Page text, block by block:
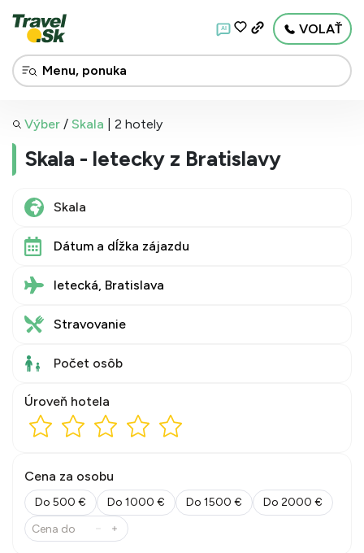
AI VOLAŤ
Výber / Skala 2 hotely
Skala - letecky z Bratislavy
Dátum a dĺžka zájazdu
letecká, Bratislava
Stravovanie
Počet osôb
Úroveň hotela
Cena za osobu
Do 500 € Do 1000 € Do 1500 € Do 2000 €